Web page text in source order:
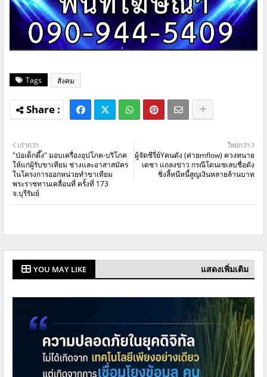
Tags สังคม
ใหม่กว่า
ผู้จัดซีรี่ย์Yคนดัง (ค่ายmflow) ควงทนาย
เดชา แถลงข่าว กรณีโดนเซเลบชื่อดัง
ชิ่งลี้หนีหนี้สูญเงินหลายล้านบาท
เก่ากว่า
"ป่อเต็กตึ๊ง" มอบเครื่องอุปโภค-บริโภค
ให้แก่ผู้รับขาเทียม ช่างและอาสาสมัคร
ในโครงการออกหน่วยทำขาเทียม
พระราชทานเคลื่อนที่ ครั้งที่ 173
จ.บุรีรัมย์
YOU MAY LIKE แสดงเพิ่มเติม